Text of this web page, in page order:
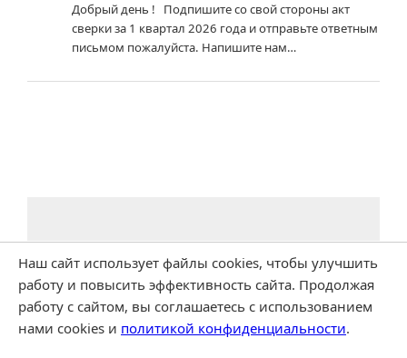
Добрый день ! Подпишите со свой стороны акт
сверки за 1 квартал 2026 года и отправьте ответным
письмом пожалуйста. Напишите нам…
Наш сайт использует файлы cookies, чтобы улучшить
работу и повысить эффективность сайта. Продолжая
работу с сайтом, вы соглашаетесь с использованием
нами cookies и политикой конфиденциальности.